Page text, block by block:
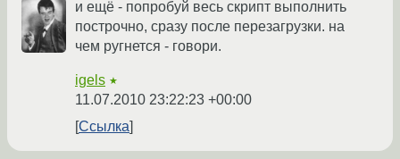
и ещё - попробуй весь скрипт выполнить
построчно, сразу после перезагрузки. на
чем ругнется - говори.
igels ★
11.07.2010 23:22:23 +00:00
Ссылка